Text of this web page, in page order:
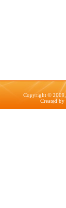
Copyright ©
Created by